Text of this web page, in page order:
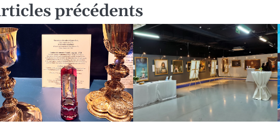
précédents